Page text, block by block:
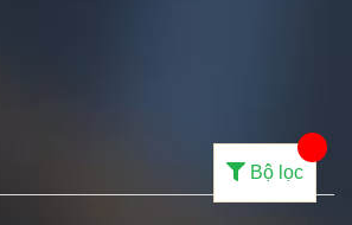
Bộ lọc